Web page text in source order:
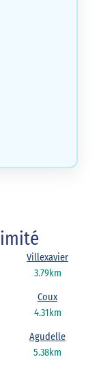
3.79km
Villexavier
4.31km
Coux
5.38km
Agudelle